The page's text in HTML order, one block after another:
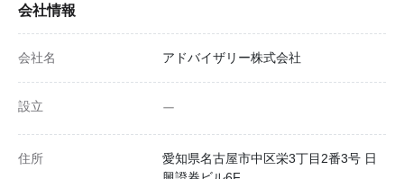
会社情報
会社名 アドバイザリー株式会社
設立 ー
住所
愛知県名古屋市中区栄3丁目2番3号 日